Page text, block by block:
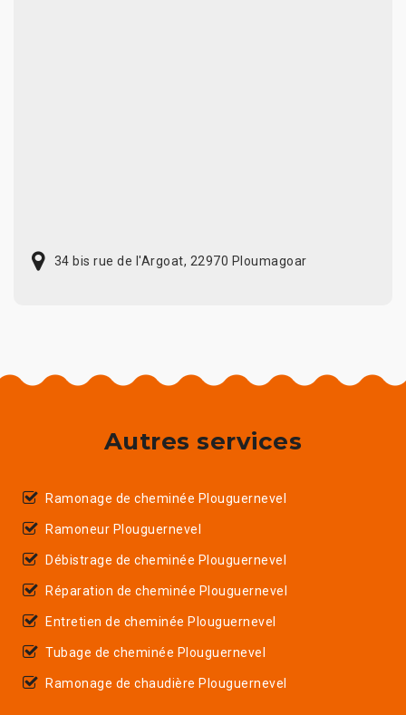
34 bis rue de l'Argoat, 22970 Ploumagoar
Autres services
Ramonage de cheminée Plouguernevel
Ramoneur Plouguernevel
Débistrage de cheminée Plouguernevel
Réparation de cheminée Plouguernevel
Entretien de cheminée Plouguernevel
Tubage de cheminée Plouguernevel
Ramonage de chaudière Plouguernevel